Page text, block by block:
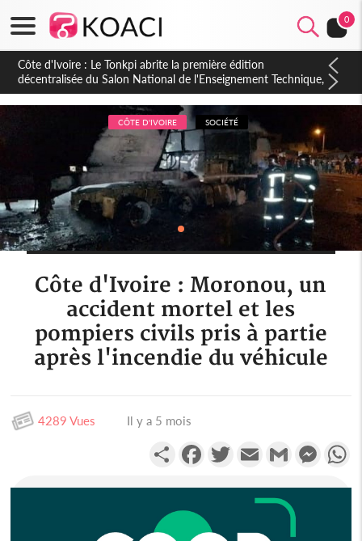
0
Côte d'Ivoire : PPA-CI, Gbagbo délègue une partie de ses
prérogatives de président à 05 cadres, vers sa retraite
politique ?
CÔTE D'IVOIRE SOCIÉTÉ
Côte d'Ivoire : Moronou, un
accident mortel et les
pompiers civils pris à partie
après l'incendie du véhicule
4289 Vues Il y a 5 mois
PartagerFacebookTwitterEmail Gmail